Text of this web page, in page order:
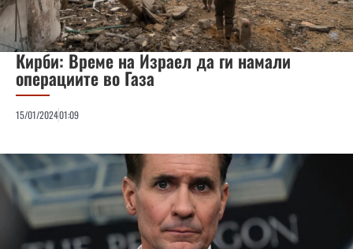
Кирби: Време на Израел да ги намали
операциите во Газа
15/01/202401:09